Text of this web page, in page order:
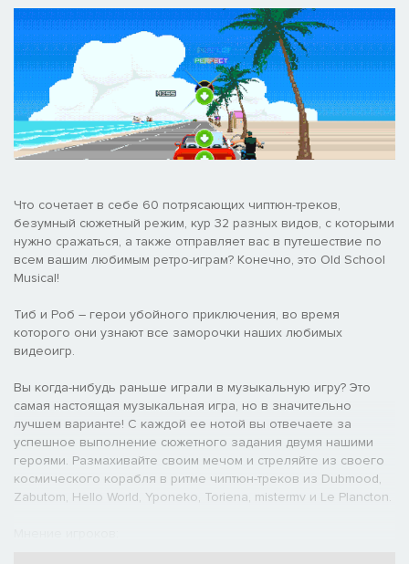
Что сочетает в себе 60 потрясающих чиптюн-треков,
безумный сюжетный режим, кур 32 разных видов, с которыми
нужно сражаться, а также отправляет вас в путешествие по
всем вашим любимым ретро-играм? Конечно, это Old School
Musical!
Тиб и Роб – герои убойного приключения, во время
которого они узнают все заморочки наших любимых
видеоигр.
Вы когда-нибудь раньше играли в музыкальную игру? Это
самая настоящая музыкальная игра, но в значительно
лучшем варианте! С каждой ее нотой вы отвечаете за
успешное выполнение сюжетного задания двумя нашими
героями. Размахивайте своим мечом и стреляйте из своего
космического корабля в ритме чиптюн-треков из Dubmood,
Zabutom, Hello World, Yponeko, Toriena, mistermv и Le Plancton.